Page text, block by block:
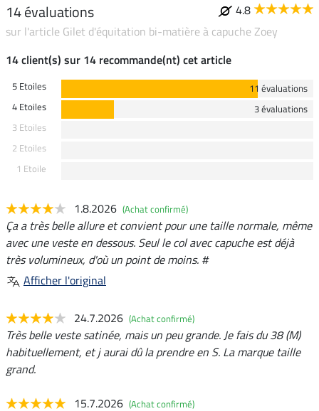
14 évaluations
4.8
sur l'article Gilet d'équitation bi-matière à capuche Zoey
14 client(s) sur 14 recommande(nt) cet article
5 Etoiles
11 évaluations
4 Etoiles
3 évaluations
3 Etoiles
2 Etoiles
1 Etoile
1.8.2026 (Achat confirmé)
Ça a très belle allure et convient pour une taille normale, même
avec une veste en dessous. Seul le col avec capuche est déjà
très volumineux, d'où un point de moins. #
Afficher l'original
24.7.2026 (Achat confirmé)
Très belle veste satinée, mais un peu grande. Je fais du 38 (M)
habituellement, et j aurai dû la prendre en S. La marque taille
grand.
15.7.2026 (Achat confirmé)